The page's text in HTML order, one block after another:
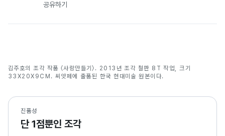
공유하기
김주호
김주호의 조각 작품 〈사랑만들기〉. 2013년 조각 철판 8T 작업, 크기
33X20X9CM. 씨앗페에 출품된 한국 현대미술 원본이다.
진품성
단 1점뿐인 조각